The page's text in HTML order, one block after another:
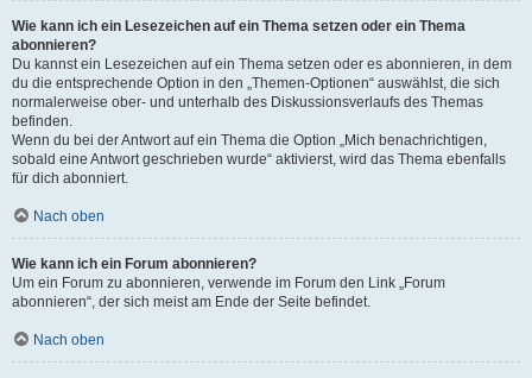
Wie kann ich ein Lesezeichen auf ein Thema setzen oder ein Thema
abonnieren?
Du kannst ein Lesezeichen auf ein Thema setzen oder es abonnieren, in dem
du die entsprechende Option in den „Themen-Optionen“ auswählst, die sich
normalerweise ober- und unterhalb des Diskussionsverlaufs des Themas
befinden.
Wenn du bei der Antwort auf ein Thema die Option „Mich benachrichtigen,
sobald eine Antwort geschrieben wurde“ aktivierst, wird das Thema ebenfalls
für dich abonniert.
Nach oben
Wie kann ich ein Forum abonnieren?
Um ein Forum zu abonnieren, verwende im Forum den Link „Forum
abonnieren“, der sich meist am Ende der Seite befindet.
Nach oben